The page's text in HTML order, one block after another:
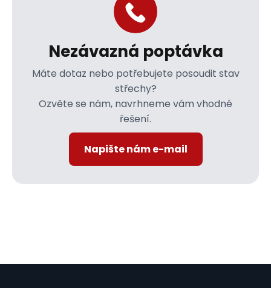
Nezávazná poptávka
Máte dotaz nebo potřebujete posoudit stav
střechy?
Ozvěte se nám, navrhneme vám vhodné
řešení.
Napište nám e-mail